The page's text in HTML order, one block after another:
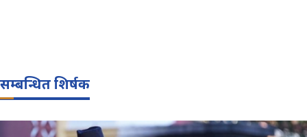
सम्बन्धित शिर्षक